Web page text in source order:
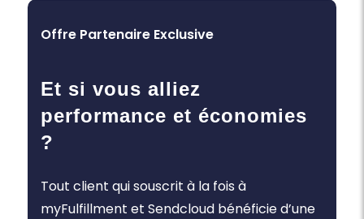
Offre Partenaire Exclusive
Et si vous alliez
performance et économies
?
Tout client qui souscrit à la fois à
myFulfillment et Sendcloud bénéficie d’une